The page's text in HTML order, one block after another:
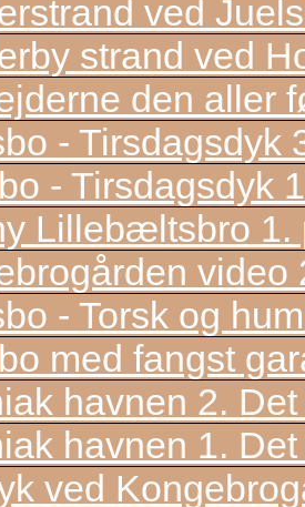
ved
strand ved
den aller
- Tirsdagsdyk
- Tirsdagsdyk
Lillebæltsbro 1.
video
- Torsk og
med fangst
havnen 2.
havnen 1.
ved